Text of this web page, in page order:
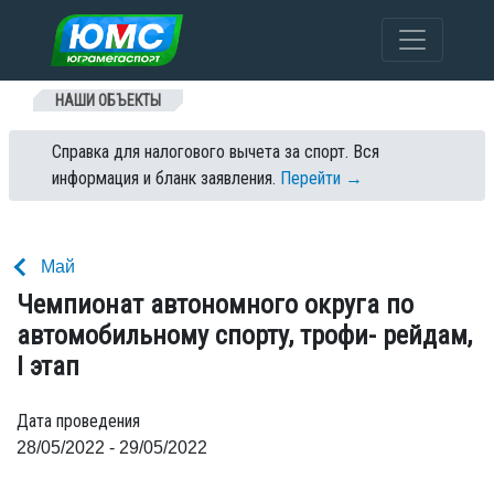
Перейти к содержанию
НАШИ ОБЪЕКТЫ
Справка для налогового вычета за спорт. Вся
информация и бланк заявления. Перейти →
Май
Чемпионат автономного округа по
автомобильному спорту, трофи- рейдам,
I этап
Дата проведения
28/05/2022 - 29/05/2022